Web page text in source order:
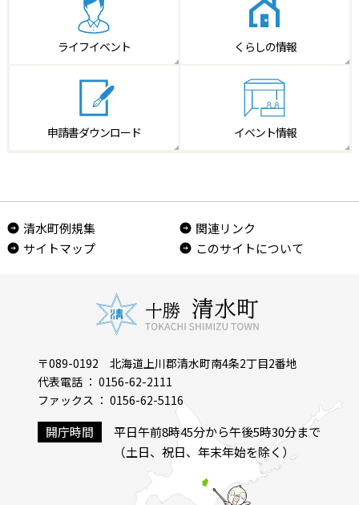
ライフイベント くらしの情報
申請書ダウンロード イベント情報
清水町例規集
関連リンク
サイトマップ
このサイトについて
〒089-0192 北海道上川郡清水町南4条2丁目2番地
代表電話 ： 0156-62-2111
ファックス ： 0156-62-5116
開庁時間
平日午前8時45分から午後5時30分まで
（土日、祝日、年末年始を除く）